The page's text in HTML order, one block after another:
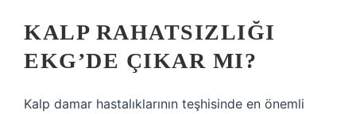
KALP RAHATSIZLIĞI
EKG’DE ÇIKAR MI?
Kalp damar hastalıklarının teşhisinde en önemli